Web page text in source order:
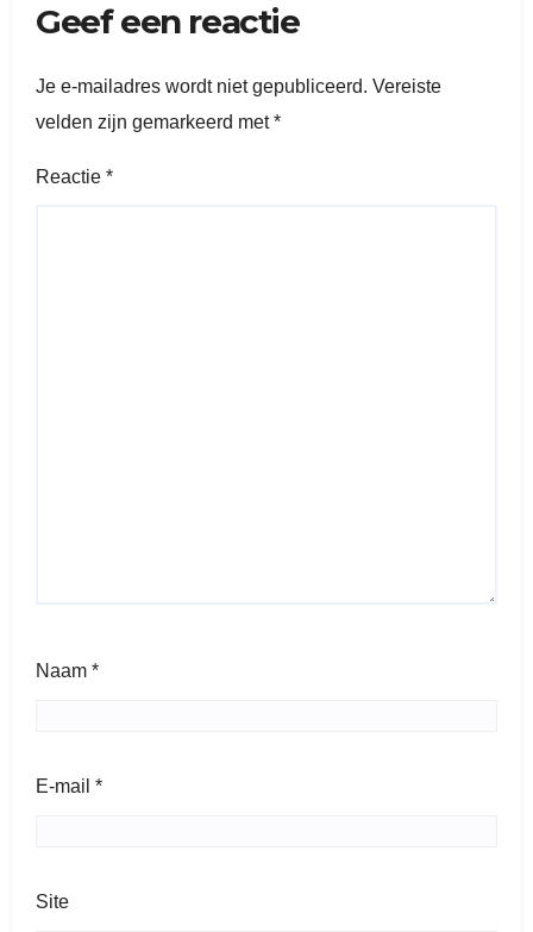
Geef een reactie
Je e-mailadres wordt niet gepubliceerd. Vereiste
velden zijn gemarkeerd met*
Reactie *
Naam *
E-mail *
Site